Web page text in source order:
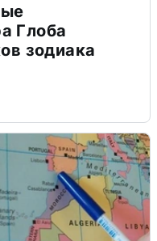
Глоба
зодиака